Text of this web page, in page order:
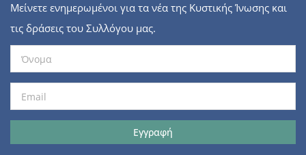
Μείνετε ενημερωμένοι για τα νέα της Κυστικής Ίνωσης και
τις δράσεις του Συλλόγου μας.